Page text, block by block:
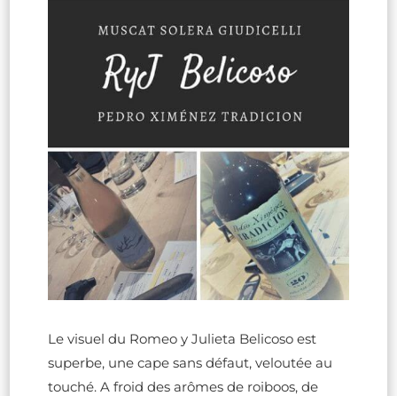
Le visuel du Romeo y Julieta Belicoso est
superbe, une cape sans défaut, veloutée au
touché. A froid des arômes de roiboos, de